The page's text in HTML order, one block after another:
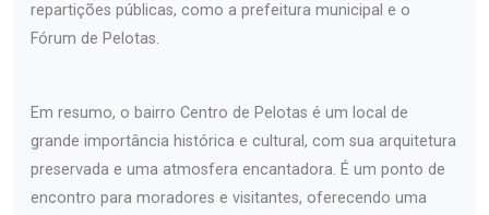
repartições públicas, como a prefeitura municipal e o
Fórum de Pelotas.
Em resumo, o bairro Centro de Pelotas é um local de
grande importância histórica e cultural, com sua arquitetura
preservada e uma atmosfera encantadora. É um ponto de
encontro para moradores e visitantes, oferecendo uma